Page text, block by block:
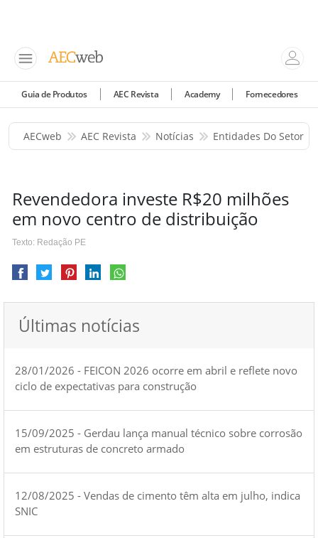
Guia de Produtos AEC Revista Academy Fornecedores
AECweb AEC Revista Notícias Entidades Do Setor
Revendedora investe R$20 milhões
em novo centro de distribuição
Texto: Redação PE
Últimas notícias
28/01/2026 - FEICON 2026 ocorre em abril e reflete novo
ciclo de expectativas para construção
15/09/2025 - Gerdau lança manual técnico sobre corrosão
em estruturas de concreto armado
12/08/2025 - Vendas de cimento têm alta em julho, indica
SNIC